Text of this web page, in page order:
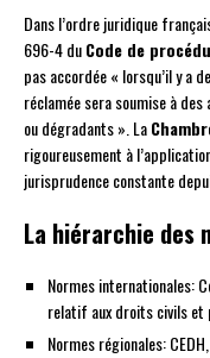
Dans l’ordre juridique
696-4 duCode de
pas accordée « lorsqu’il y a
réclamée sera soumise à
ou dégradants ». La
rigoureusement à
jurisprudence constante
La hiérarchie des
Normes internationales:
relatif aux droits civils et
Normes régionales: